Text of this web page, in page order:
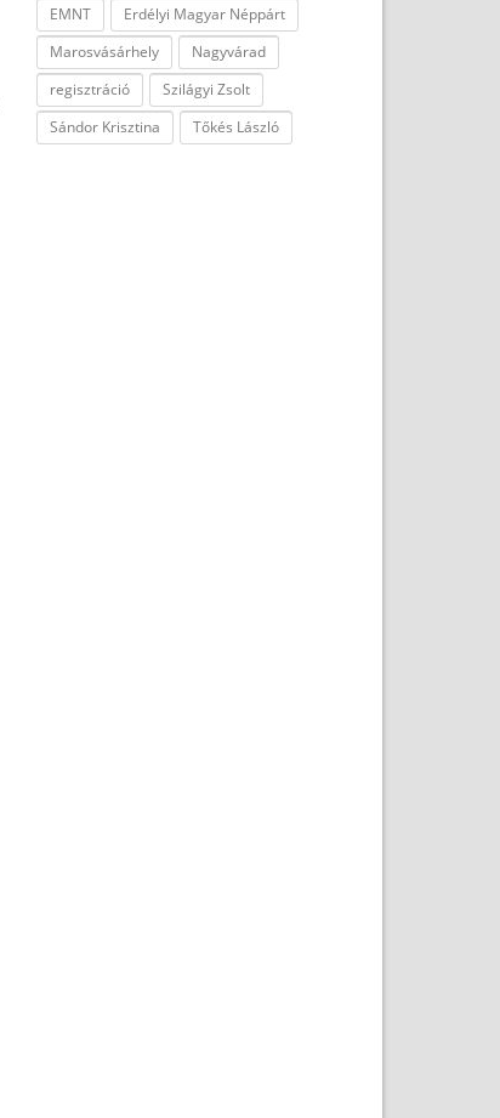
EMNT
Erdélyi Magyar Néppárt
Marosvásárhely
Nagyvárad
regisztráció
Szilágyi Zsolt
Sándor Krisztina
Tőkés László